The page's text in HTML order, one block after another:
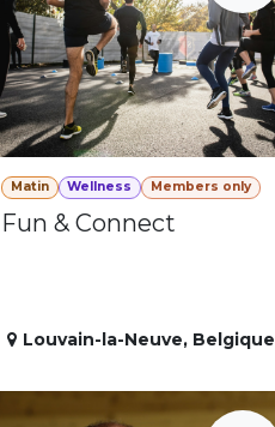
Matin Wellness Members only
Fun & Connect
Louvain-la-Neuve, Belgique